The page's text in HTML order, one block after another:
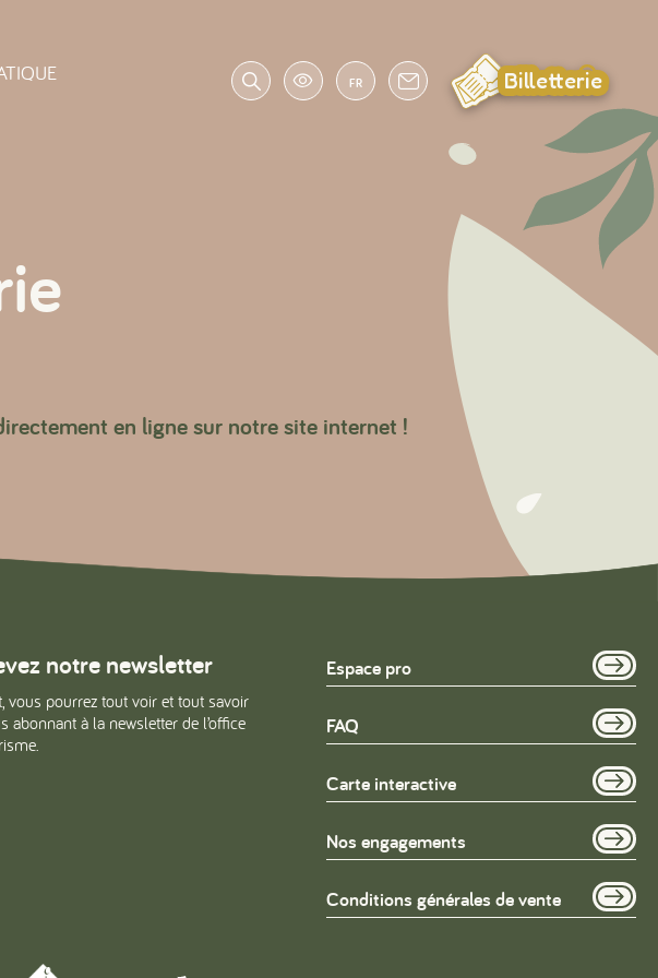
FR Billetterie
en ligne sur notre site internet !
notre newsletter
vous pourrez tout voir et tout savoir
abonnant à la newsletter de l’office
Espace pro
FAQ
Carte interactive
Nos engagements
Conditions générales de vente